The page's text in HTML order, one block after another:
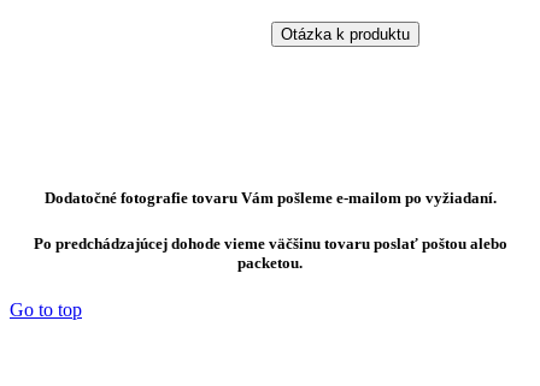
Otázka k produktu
Dodatočné fotografie tovaru Vám pošleme e-mailom po vyžiadaní.
Po predchádzajúcej dohode vieme väčšinu tovaru poslať poštou alebo
packetou.
Go to top